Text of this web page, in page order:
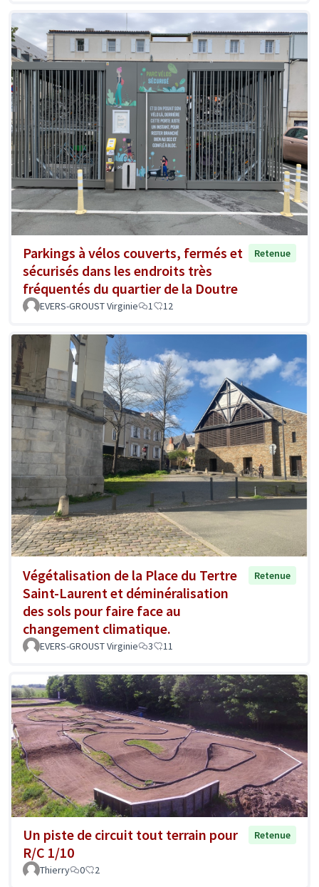
Parkings à vélos couverts, fermés et
sécurisés dans les endroits très
fréquentés du quartier de la Doutre
Retenue
EVERS-GROUST Virginie 1 12
Végétalisation de la Place du Tertre
Saint-Laurent et déminéralisation
des sols pour faire face au
changement climatique.
Retenue
EVERS-GROUST Virginie 3 11
Un piste de circuit tout terrain pour
R/C 1/10
Retenue
Thierry 0 2